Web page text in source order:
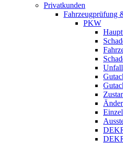
Privatkunden
Fahrzeugprüfung
PKW